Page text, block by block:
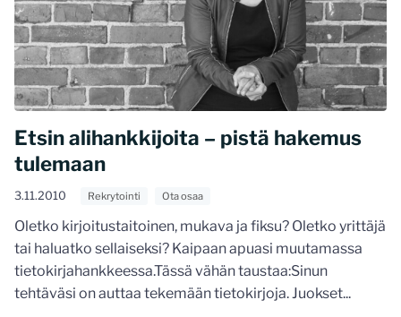
Etsin alihankkijoita – pistä hakemus
tulemaan
3.11.2010 Rekrytointi Ota osaa
Oletko kirjoitustaitoinen, mukava ja fiksu? Oletko yrittäjä
tai haluatko sellaiseksi? Kaipaan apuasi muutamassa
tietokirjahankkeessa.Tässä vähän taustaa:Sinun
tehtäväsi on auttaa tekemään tietokirjoja. Juokset...